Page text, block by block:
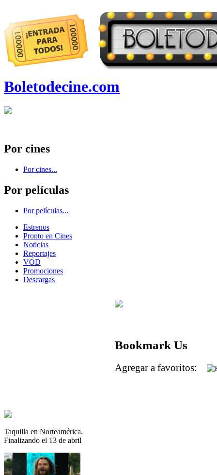
Boletodecine.com
Por cines
Por cines...
Por películas
Por películas...
Estrenos
Pronto en Cines
Noticias
Reportajes
VOD
Promociones
Descargas
Taquilla en Norteamérica.
Finalizando el 13 de abril
Bookmark Us
Agregar a favoritos: